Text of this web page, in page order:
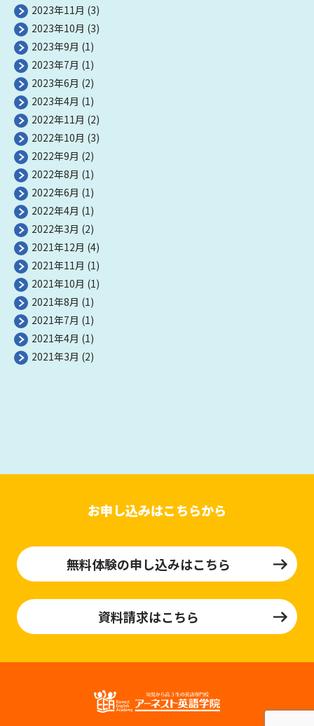
2023年11月 (3)
2023年10月 (3)
2023年9月 (1)
2023年7月 (1)
2023年6月 (2)
2023年4月 (1)
2022年11月 (2)
2022年10月 (3)
2022年9月 (2)
2022年8月 (1)
2022年6月 (1)
2022年4月 (1)
2022年3月 (2)
2021年12月 (4)
2021年11月 (1)
2021年10月 (1)
2021年8月 (1)
2021年7月 (1)
2021年4月 (1)
2021年3月 (2)
お申し込みはこちらから
無料体験の申し込みはこちら
資料請求はこちら